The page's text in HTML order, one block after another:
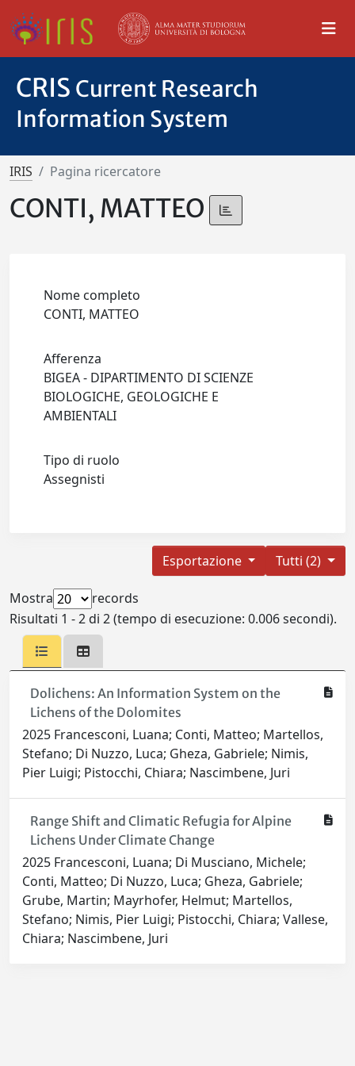
CRIS Current Research
Information System
IRIS Pagina ricercatore
CONTI, MATTEO
Nome completo
CONTI, MATTEO
Afferenza
BIGEA - DIPARTIMENTO DI SCIENZE
BIOLOGICHE, GEOLOGICHE E
AMBIENTALI
Tipo di ruolo
Assegnisti
Tutti (2)
Esportazione
Mostra
records
Risultati 1 - 2 di 2 (tempo di esecuzione: 0.006 secondi).
Dolichens: An Information System on the
Lichens of the Dolomites
2025 Francesconi, Luana; Conti, Matteo; Martellos,
Stefano; Di Nuzzo, Luca; Gheza, Gabriele; Nimis,
Pier Luigi; Pistocchi, Chiara; Nascimbene, Juri
Range Shift and Climatic Refugia for Alpine
Lichens Under Climate Change
2025 Francesconi, Luana; Di Musciano, Michele;
Conti, Matteo; Di Nuzzo, Luca; Gheza, Gabriele;
Grube, Martin; Mayrhofer, Helmut; Martellos,
Stefano; Nimis, Pier Luigi; Pistocchi, Chiara; Vallese,
Chiara; Nascimbene, Juri